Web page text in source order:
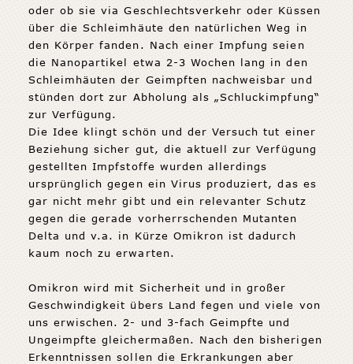
oder ob sie via Geschlechtsverkehr oder Küssen
über die Schleimhäute den natürlichen Weg in
den Körper fanden. Nach einer Impfung seien
die Nanopartikel etwa 2-3 Wochen lang in den
Schleimhäuten der Geimpften nachweisbar und
stünden dort zur Abholung als „Schluckimpfung“
zur Verfügung.
Die Idee klingt schön und der Versuch tut einer
Beziehung sicher gut, die aktuell zur Verfügung
gestellten Impfstoffe wurden allerdings
ursprünglich gegen ein Virus produziert, das es
gar nicht mehr gibt und ein relevanter Schutz
gegen die gerade vorherrschenden Mutanten
Delta und v.a. in Kürze Omikron ist dadurch
kaum noch zu erwarten.
Omikron wird mit Sicherheit und in großer
Geschwindigkeit übers Land fegen und viele von
uns erwischen. 2- und 3-fach Geimpfte und
Ungeimpfte gleichermaßen. Nach den bisherigen
Erkenntnissen sollen die Erkrankungen aber